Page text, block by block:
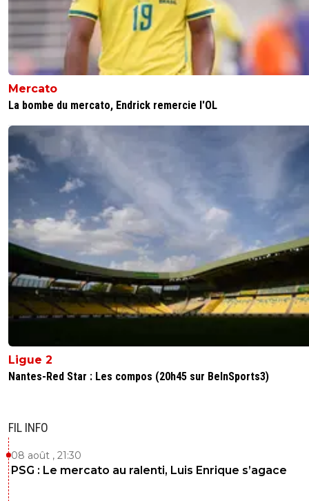
Mercato
La bombe du mercato, Endrick remercie l'OL
Ligue 2
Nantes-Red Star : Les compos (20h45 sur BeInSports3)
FIL INFO
08 août , 21:30
PSG : Le mercato au ralenti, Luis Enrique s’agace